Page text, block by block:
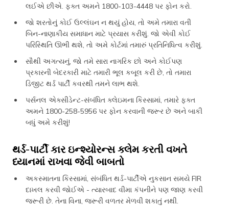
લઈએ છીએ. ફક્ત અમને 1800-103-4448 પર ફોન કરો.
જો શરતોનું કોઈ ઉલ્લંઘન ન થયું હોય, તો અમે તમારા વતી
બિન-નાણાકીય સમાધાન માટે પ્રયાસ કરીશું. જો એવી કોઈ
પરિસ્થિતિ ઊભી થશે, તો અમે કોર્ટમાં તમારું પ્રતિનિધિત્વ કરીશું.
સૌથી અગત્યનું, જો તમે સારા નાગરિક છો અને કોઈપણ
પ્રકારની બેદરકારી માટે તમારી ભૂલ કબૂલ કરી છે, તો તમારા
ડિજીટ થર્ડ પાર્ટી કવરથી તમને લાભ થશે.
પર્સનલ એક્સીડેન્ટ-સંબંધિત ક્લેઇમના કિસ્સામાં, તમારે ફક્ત
અમને 1800-258-5956 પર ફોન કરવાની જરૂર છે અને બાકી
બધું અમે કરીશું!
થર્ડ-પાર્ટી કાર ઇન્શ્યોરન્સ ક્લેમ કરતી વખતે
ધ્યાનમાં રાખવા જેવી બાબતો
અકસ્માતના કિસ્સામાં, સંબંધિત થર્ડ-પાર્ટીએ નુકસાન સમયે FIR
દાખલ કરવી જોઈએ - ત્યારબાદ વીમા કંપનીને પણ જાણ કરવી
જરૂરી છે. તેના વિના, જરૂરી વળતર મેળવી શકાતું નથી.